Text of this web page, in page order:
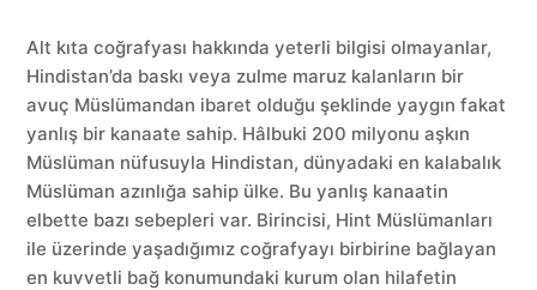
Alt kıta coğrafyası hakkında yeterli bilgisi olmayanlar,
Hindistan’da baskı veya zulme maruz kalanların bir
avuç Müslümandan ibaret olduğu şeklinde yaygın fakat
yanlış bir kanaate sahip. Hâlbuki 200 milyonu aşkın
Müslüman nüfusuyla Hindistan, dünyadaki en kalabalık
Müslüman azınlığa sahip ülke. Bu yanlış kanaatin
elbette bazı sebepleri var. Birincisi, Hint Müslümanları
ile üzerinde yaşadığımız coğrafyayı birbirine bağlayan
en kuvvetli bağ konumundaki kurum olan hilafetin